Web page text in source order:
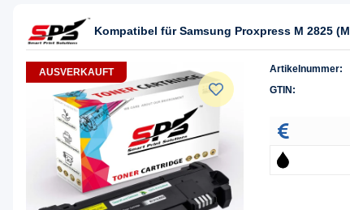
Kompatibel für Samsung Proxpress M 2825
AUSVERKAUFT Artikelnummer:
GTIN: